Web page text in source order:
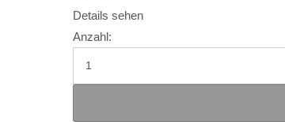
Details sehen
Anzahl: